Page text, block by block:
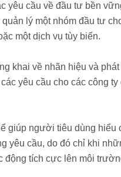
yêu cầu về đầu tư bền
lý một nhóm đầu tư
một dịch vụ tùy biến.
khai về nhãn hiệu và
yêu cầu cho các công
giúp người tiêu dùng hiểu
yêu cầu, do đó chỉ khi
động tích cực lên môi